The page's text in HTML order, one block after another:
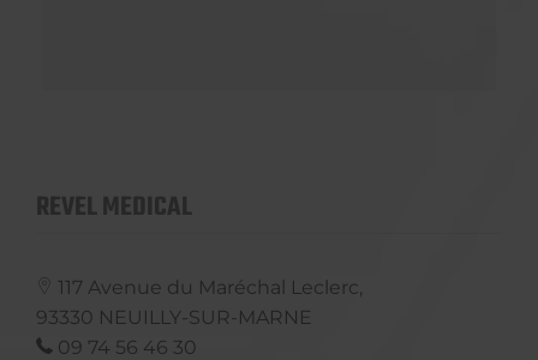
REVEL MEDICAL
117 Avenue du Maréchal Leclerc,
93330 NEUILLY-SUR-MARNE
09 74 56 46 30